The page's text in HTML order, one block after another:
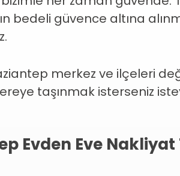
bedeli güvence altına
merkez ve ilçeleri
taşınmak isterseniz
Evden Eve